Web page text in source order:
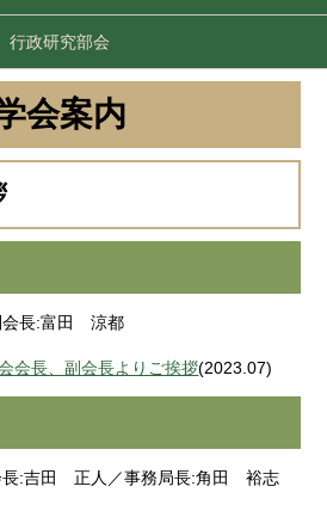
行政研究部会
会案内
長:富田 涼都
会長、副会長よりご挨拶(2023.07)
:吉田 正人／事務局長:角田 裕志